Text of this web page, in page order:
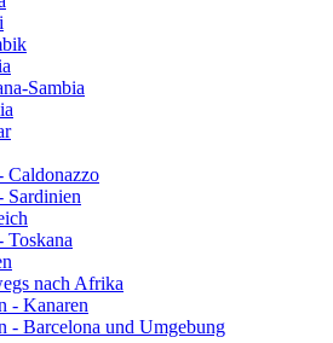
Sambia
Caldonazzo
Sardinien
Toskana
nach Afrika
- Kanaren
- Barcelona und Umgebung